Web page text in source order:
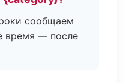
сообщаем
время — после